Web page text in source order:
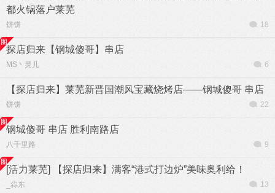
都火锅落户莱芜
饼饼 18
探店归来【钢城傻哥】串店
MS丶灵儿 6
【探店归来】莱芜新晋国潮风宝藏烧烤店——钢城傻哥 串店
饼饼 22
钢城傻哥 串店 胜利南路店
八千里路 9
[活力莱芜] 【探店归来】满客“港式打边炉”美味奥利给！
_尛东 13